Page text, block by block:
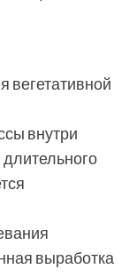
вегетативной
внутри
выработка